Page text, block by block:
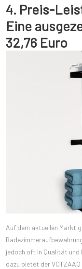
4. Preis-
Eine
32,76 Euro
Auf dem aktuellen Markt
jedoch oft in Qualität und
dazu bietet der